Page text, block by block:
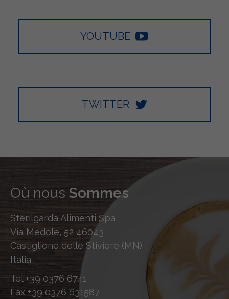
YOUTUBE
TWITTER
Où nous Sommes
Sterilgarda Alimenti Spa
Via Medole, 52 46043
Castiglione delle Stiviere (MN)
Italia
Tel +39 0376 6741
Fax +39 0376 631587